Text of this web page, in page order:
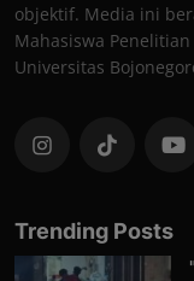
objektif. Media ini
Mahasiswa
Universitas
Trending Posts